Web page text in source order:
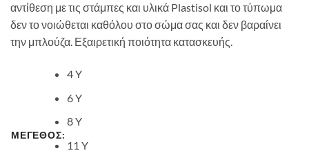
αντίθεση με τις στάμπες και υλικά Plastisol και το τύπωμα
δεν το νοιώθεται καθόλου στο σώμα σας και δεν βαραίνει
την μπλούζα. Εξαιρετική ποιότητα κατασκευής.
ΜΕΓΕΘΟΣ:
4 Y
6 Y
8 Y
11 Y